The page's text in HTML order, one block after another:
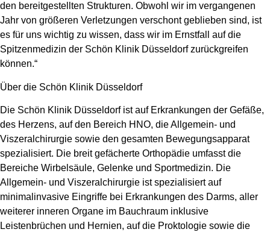
den bereitgestellten Strukturen. Obwohl wir im vergangenen
Jahr von größeren Verletzungen verschont geblieben sind, ist
es für uns wichtig zu wissen, dass wir im Ernstfall auf die
Spitzenmedizin der Schön Klinik Düsseldorf zurückgreifen
können.“
Über die Schön Klinik Düsseldorf
Die Schön Klinik Düsseldorf ist auf Erkrankungen der Gefäße,
des Herzens, auf den Bereich HNO, die Allgemein- und
Viszeralchirurgie sowie den gesamten Bewegungsapparat
spezialisiert. Die breit gefächerte Orthopädie umfasst die
Bereiche Wirbelsäule, Gelenke und Sportmedizin. Die
Allgemein- und Viszeralchirurgie ist spezialisiert auf
minimalinvasive Eingriffe bei Erkrankungen des Darms, aller
weiterer inneren Organe im Bauchraum inklusive
Leistenbrüchen und Hernien, auf die Proktologie sowie die